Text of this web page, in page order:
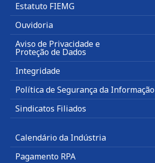
Estatuto FIEMG
Ouvidoria
Aviso de Privacidade e
Proteção de Dados
Integridade
Política de Segurança da Informação
Sindicatos Filiados
Calendário da Indústria
Pagamento RPA